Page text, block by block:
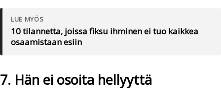
LUE MYÖS
10 tilannetta, joissa fiksu ihminen ei tuo kaikkea
osaamistaan esiin
7. Hän ei osoita hellyyttä